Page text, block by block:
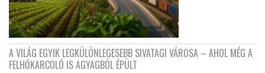
A VILÁG EGYIK LEGKÜLÖNLEGESEBB SIVATAGI VÁROSA – AHOL MÉG A
FELHŐKARCOLÓ IS AGYAGBÓL ÉPÜLT